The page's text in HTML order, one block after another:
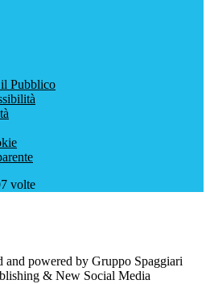
Pubblico
volte
and powered by Gruppo Spaggiari
& New Social Media